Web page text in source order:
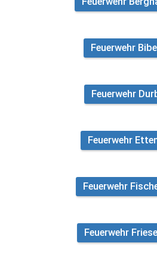
Feuerwehr
Feuerwehr
Feuerwehr
Feuerwehr
Feuerwehr